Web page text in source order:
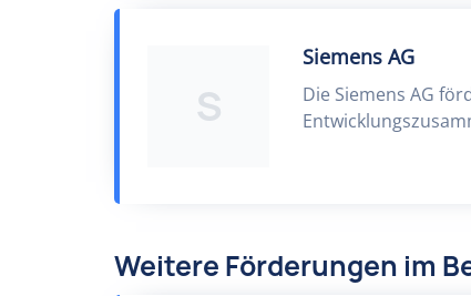
S
Siemens AG
Die Siemens AG
Weitere Förderungen im